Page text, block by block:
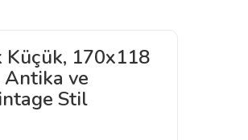
Küçük, 170x118
ve
Stil